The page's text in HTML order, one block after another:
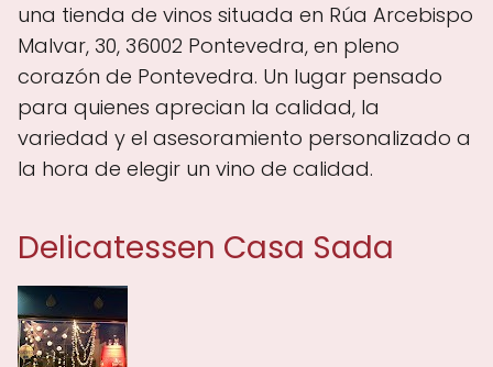
una tienda de vinos situada en Rúa Arcebispo
Malvar, 30, 36002 Pontevedra, en pleno
corazón de Pontevedra. Un lugar pensado
para quienes aprecian la calidad, la
variedad y el asesoramiento personalizado a
la hora de elegir un vino de calidad.
Delicatessen Casa Sada